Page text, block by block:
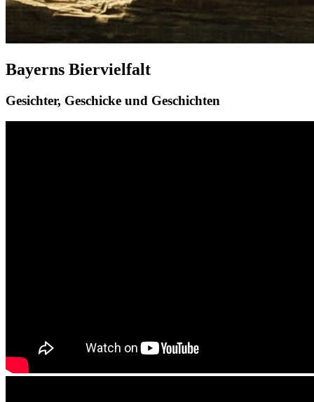
Bayerns Biervielfalt
Gesichter, Geschicke und Geschichten